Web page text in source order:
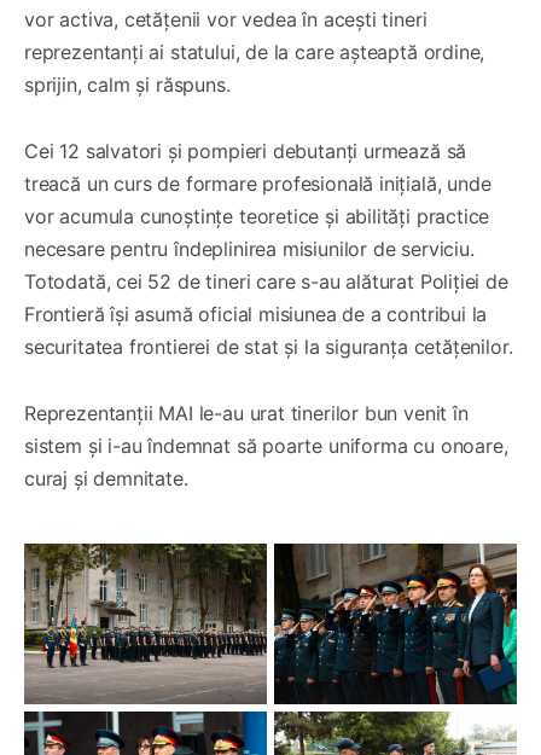
vor activa, cetățenii vor vedea în acești tineri
reprezentanți ai statului, de la care așteaptă ordine,
sprijin, calm și răspuns.
Cei 12 salvatori și pompieri debutanți urmează să
treacă un curs de formare profesională inițială, unde
vor acumula cunoștințe teoretice și abilități practice
necesare pentru îndeplinirea misiunilor de serviciu.
Totodată, cei 52 de tineri care s-au alăturat Poliției de
Frontieră își asumă oficial misiunea de a contribui la
securitatea frontierei de stat și la siguranța cetățenilor.
Reprezentanții MAI le-au urat tinerilor bun venit în
sistem și i-au îndemnat să poarte uniforma cu onoare,
curaj și demnitate.